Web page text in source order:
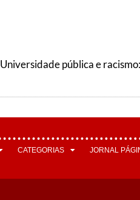
Universidade pública e
CATEGORIAS JORNAL